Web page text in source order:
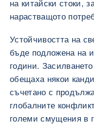
на китайски стоки,
нарастващото
Устойчивостта на
бъде подложена на
години.
обещаха някои
съчетано с
глобалните
големи смущения в